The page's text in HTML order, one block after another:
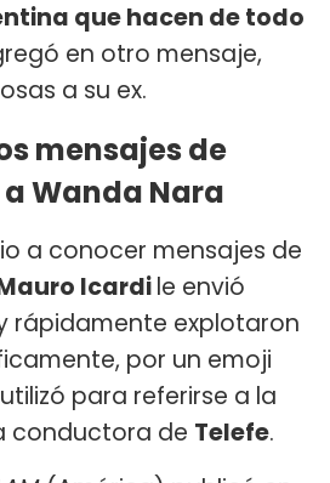
que hacen de todo
en otro mensaje,
a su ex.
mensajes de
Wanda Nara
a conocer mensajes de
Icardile envió
rápidamente explotaron
por un emoji
para referirse a la
conductora de Telefe.